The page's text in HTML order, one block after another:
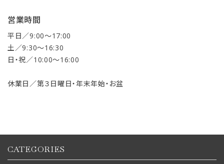
営業時間
平日／9:00〜17:00
土／9:30〜16:30
日・祝／10:00〜16:00
休業日／第３日曜日・年末年始・お盆
CATEGORIES